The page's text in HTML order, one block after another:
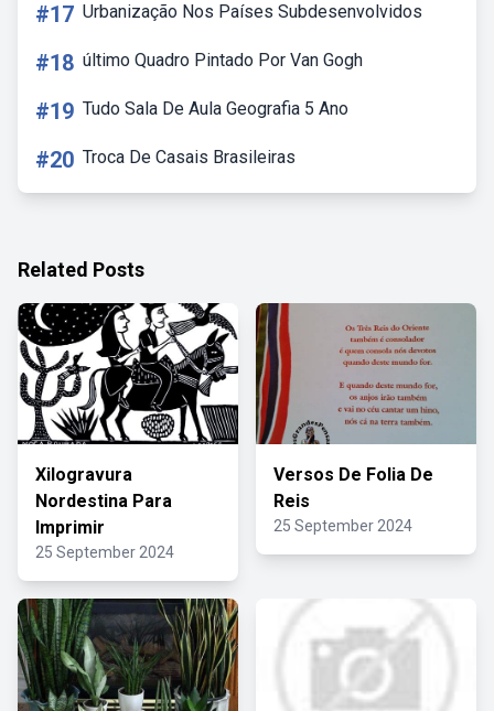
#17 Urbanização Nos Países Subdesenvolvidos
#18 último Quadro Pintado Por Van Gogh
#19 Tudo Sala De Aula Geografia 5 Ano
#20 Troca De Casais Brasileiras
Related Posts
Xilogravura
Nordestina Para
Imprimir
25 September 2024
Versos De Folia De
Reis
25 September 2024